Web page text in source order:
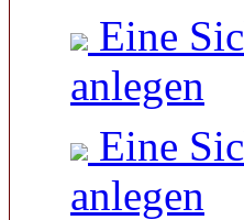
Eine
anlegen
Eine
anlegen